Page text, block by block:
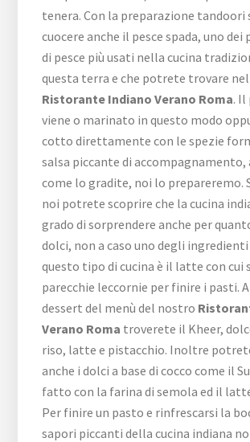
tenera. Con la preparazione tandoori
cuocere anche il pesce spada, uno
di pesce più usati nella cucina
questa terra e che potrete trovare
Ristorante Indiano Verano Roma. Il
viene o marinato in questo modo
cotto direttamente con le spezie
salsa piccante di accompagnamento,
come lo gradite, noi lo prepareremo.
noi potrete scoprire che la cucina
grado di sorprendere anche per
dolci, non a caso uno degli
questo tipo di cucina è il latte con cui
parecchie leccornie per finire i pasti.
dessert del menù del nostro
Verano Roma troverete il Kheer,
riso, latte e pistacchio. Inoltre
anche i dolci a base di cocco come il
fatto con la farina di semola ed il
Per finire un pasto e rinfrescarsi la
sapori piccanti della cucina indiana